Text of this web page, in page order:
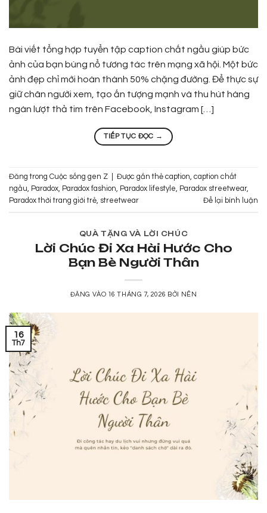
Bài viết tổng hợp tuyển tập caption chất ngầu giúp bức
ảnh của bạn bùng nổ tương tác trên mạng xã hội. Một bức
ảnh đẹp chỉ mới hoàn thành 50% chặng đường. Để thực sự
giữ chân người xem, tạo ấn tượng mạnh và thu hút hàng
ngàn lượt thả tim trên Facebook, Instagram […]
TIẾP TỤC ĐỌC →
Đăng trong Cuộc sống gen Z Được gắn thẻ caption, caption chất
ngầu, Paradox, Paradox fashion, Paradox lifestyle, Paradox streetwear,
Paradox thời trang giới trẻ, streetwear Để lại bình luận
QUÀ TẶNG VÀ LỜI CHÚC
Lời Chúc Đi Xa Hài Hước Cho
Bạn Bè Người Thân
ĐĂNG VÀO 16 THÁNG 7, 2026 BỞI NÊN
16
Th7